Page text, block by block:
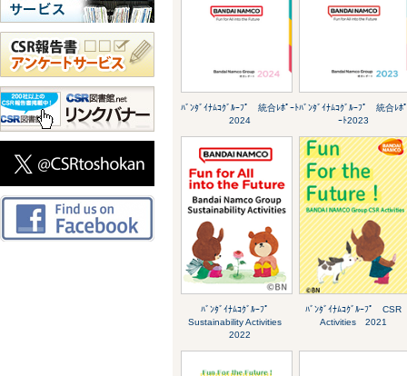
ﾊﾞﾝﾀﾞｲﾅﾑｺｸﾞﾙｰﾌﾟ 統合ﾚﾎﾟｰﾄ
2024
ﾊﾞﾝﾀﾞｲﾅﾑｺｸﾞﾙｰﾌﾟ 統合ﾚﾎ
ｰﾄ2023
ﾊﾞﾝﾀﾞｲﾅﾑｺｸﾞﾙｰﾌﾟ
Sustainability Activities
2022
ﾊﾞﾝﾀﾞｲﾅﾑｺｸﾞﾙｰﾌﾟ CSR
Activities 2021